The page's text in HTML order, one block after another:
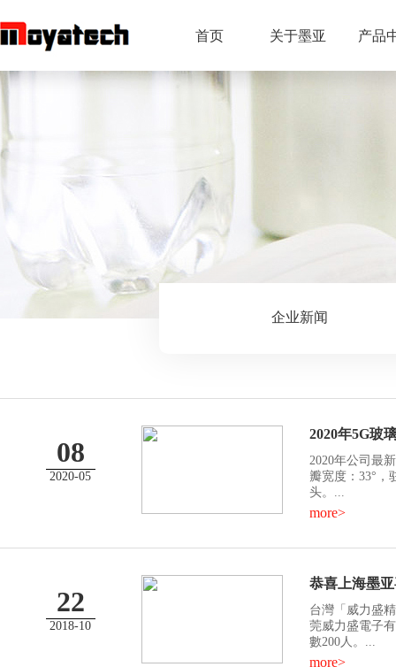
首页 关于墨亚 产品
企业新闻
08
2020-05
2020年5G玻
2020年公司最
瓣宽度：33°，
头。...
more>
22
2018-10
恭喜上海墨
台灣「威力盛
莞威力盛電子
數200人。...
more>